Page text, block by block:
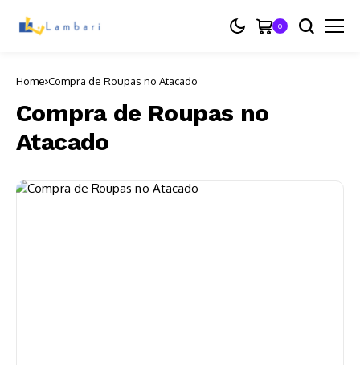
0
Home Compra de Roupas no Atacado
Compra de Roupas no
Atacado